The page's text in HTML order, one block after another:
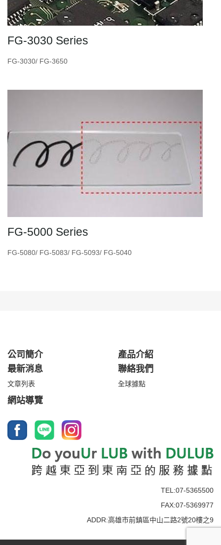
FG-3030 Series
FG-3030/ FG-3650
FG-5000 Series
FG-5080/ FG-5083/ FG-5093/ FG-5040
公司簡介
產品介紹
最新消息
文章列表
聯絡我們
全球據點
網站導覽
TEL:07-5365500
FAX:07-5369977
ADDR:高雄市前鎮區中山二路2號20樓之9